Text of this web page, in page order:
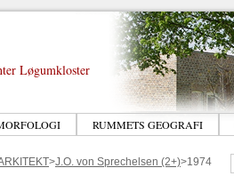
Løgumkloster
RUMMETS GEOGRAFI
>J.O. von Sprechelsen (2+)>1974